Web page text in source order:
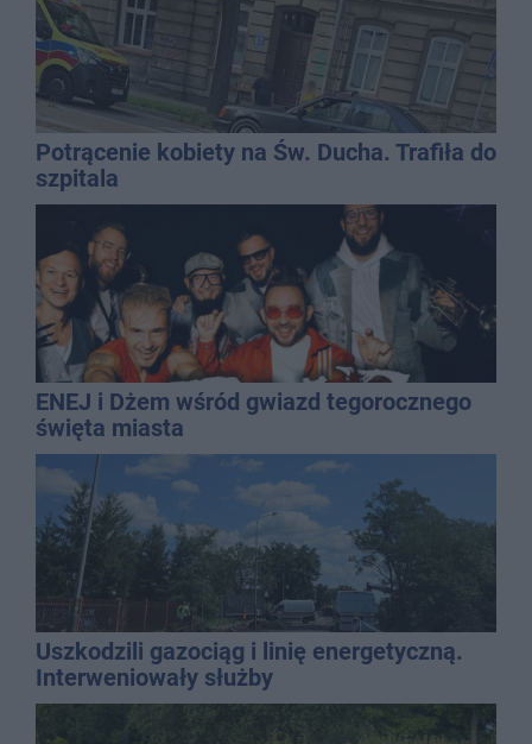
Potrącenie kobiety na Św. Ducha. Trafiła do
szpitala
ENEJ i Dżem wśród gwiazd tegorocznego
święta miasta
Uszkodzili gazociąg i linię energetyczną.
Interweniowały służby